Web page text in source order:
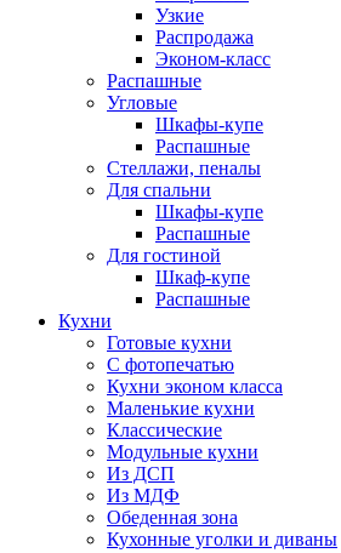
Узкие
Распродажа
Эконом-класс
Распашные
Угловые
Шкафы-купе
Распашные
Стеллажи, пеналы
Для спальни
Шкафы-купе
Распашные
Для гостиной
Шкаф-купе
Распашные
Кухни
Готовые кухни
С фотопечатью
Кухни эконом класса
Маленькие кухни
Классические
Модульные кухни
Из ДСП
Из МДФ
Обеденная зона
Кухонные уголки и диваны